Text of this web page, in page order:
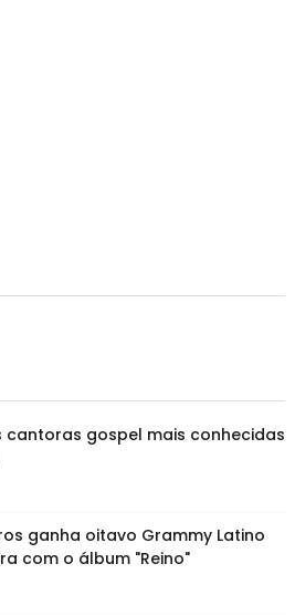
cantoras gospel mais conhecidas
ganha oitavo Grammy Latino
com o álbum "Reino"